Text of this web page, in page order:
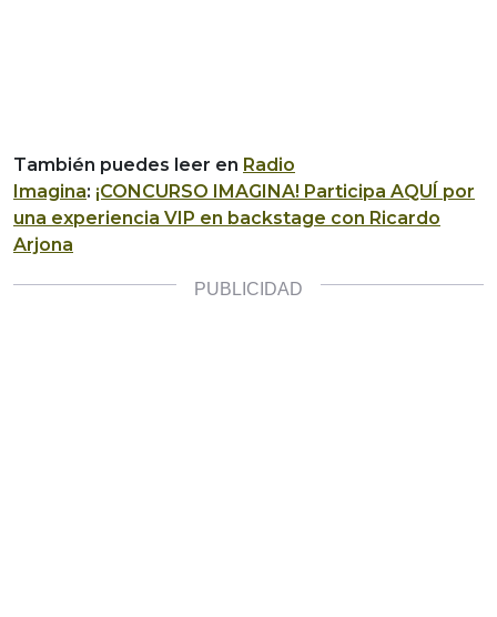
También puedes leer en Radio
Imagina: ¡CONCURSO IMAGINA! Participa AQUÍ por
una experiencia VIP en backstage con Ricardo
Arjona